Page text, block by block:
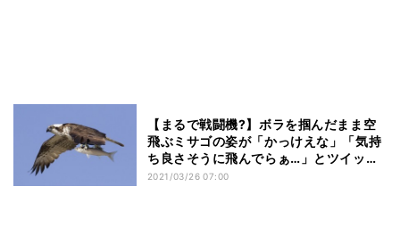
【まるで戦闘機?】ボラを掴んだまま空
飛ぶミサゴの姿が「かっけえな」「気持
ち良さそうに飛んでらぁ…」とツイッタ
ーで話題に - ボラの持ち方に「面白い!」
2021/03/26 07:00